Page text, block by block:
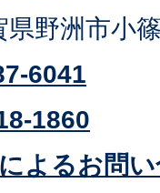
野洲市小
6041
1860
よるお問